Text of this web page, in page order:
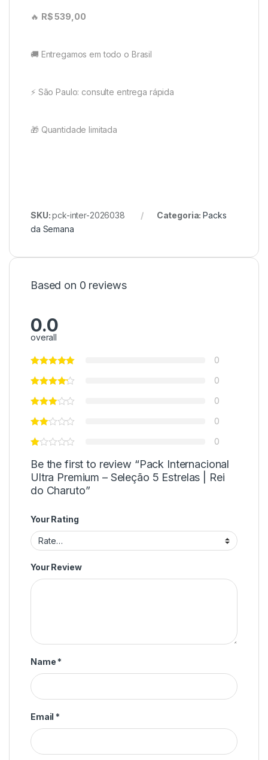
🔥 R$ 539,00
🚚 Entregamos em todo o Brasil
⚡ São Paulo: consulte entrega rápida
🎁 Quantidade limitada
SKU:pck-inter-2026038 Categoria:Packs
da Semana
Based on 0 reviews
0.0
overall
0
0
0
0
0
Be the first to review “Pack Internacional
Ultra Premium – Seleção 5 Estrelas | Rei
do Charuto”
Your Rating
Your Review
Name *
Email *